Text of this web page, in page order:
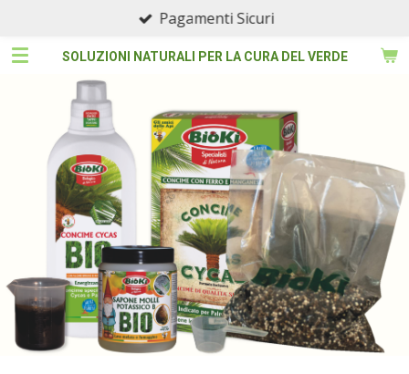
contenutoSOLUZIONI NATURALI PER LA CURA DEL VERDE
Pagamenti Sicuri